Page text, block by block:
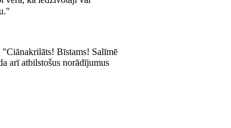
"Ciānakrilāts! Bīstams! Salīmē
arī atbilstošus norādījumus